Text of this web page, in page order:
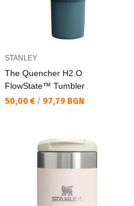
STANLEY
The Quencher H2.O
FlowState™ Tumbler
Текуща цена:
50,00 € / 97,79 BGN